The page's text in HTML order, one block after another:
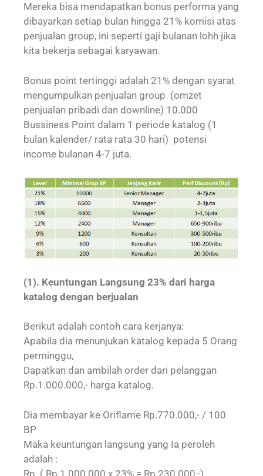
Mereka bisa mendapatkan bonus performa yang
dibayarkan setiap bulan hingga 21% komisi atas
penjualan group, ini seperti gaji bulanan lohh jika
kita bekerja sebagai karyawan.
Bonus point tertinggi adalah 21% dengan syarat
mengumpulkan penjualan group (omzet
penjualan pribadi dan downline) 10.000
Bussiness Point dalam 1 periode katalog (1
bulan kalender/ rata rata 30 hari) potensi
income bulanan 4-7 juta.
(1). Keuntungan Langsung 23% dari harga
katalog dengan berjualan
Berikut adalah contoh cara kerjanya:
Apabila dia menunjukan katalog kepada 5 Orang
perminggu,
Dapatkan dan ambilah order dari pelanggan
Rp.1.000.000,- harga katalog.
Dia membayar ke Oriflame Rp.770.000,- / 100
BP
Maka keuntungan langsung yang Ia peroleh
adalah :
Rp. ( Rp.1.000.000 x 23% = Rp.230.000,-)